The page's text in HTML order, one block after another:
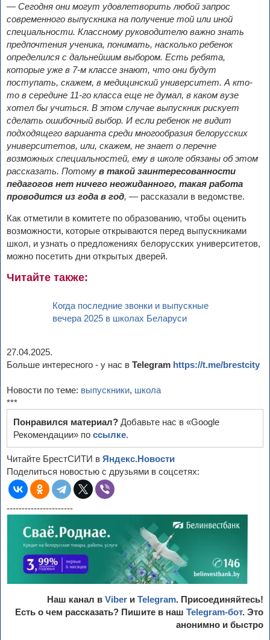
— Сегодня они могут удовлетворить любой запрос
современного выпускника на получение той или иной
специальности. Классному руководителю важно знать
предпочтения ученика, понимать, насколько ребенок
определился с дальнейшим выбором. Есть ребята,
которые уже в 7-м классе знают, что они будут
поступать, скажем, в медицинский университет. А кто-
то в середине 11-го класса еще не думал, в каком вузе
хотел бы учиться. В этом случае выпускник рискует
сделать ошибочный выбор. И если ребенок не видит
подходящего варианта среди многообразия белорусских
университетов, или, скажем, не знает о перечне
возможных специальностей, ему в школе обязаны об этом
рассказать. Потому в такой заинтересованности
педагогов нет ничего неожиданного, такая работа
проводится из года в год, — рассказали в ведомстве.
Как отметили в комитете по образованию, чтобы оценить
возможности, которые открываются перед выпускниками
школ, и узнать о предложениях белорусских университетов,
можно посетить дни открытых дверей.
Читайте также:
Когда последние звонки и выпускные
вечера 2025 в школах Беларуси
27.04.2025.
Больше интересного - у нас в Telegram https://t.me/brestcity
Новости по теме: выпускники, школа
***
Понравился материал? Добавьте нас в «Google
Рекомендации» по ссылке.
Читайте БрестСИТИ в Яндекс.Новости
Поделиться новостью с друзьями в соцсетях:
----------------------
Наш канал в Viber и Telegram. Присоединяйтесь!
Есть о чем рассказать? Пишите в наш Telegram-бот. Это
анонимно и быстро